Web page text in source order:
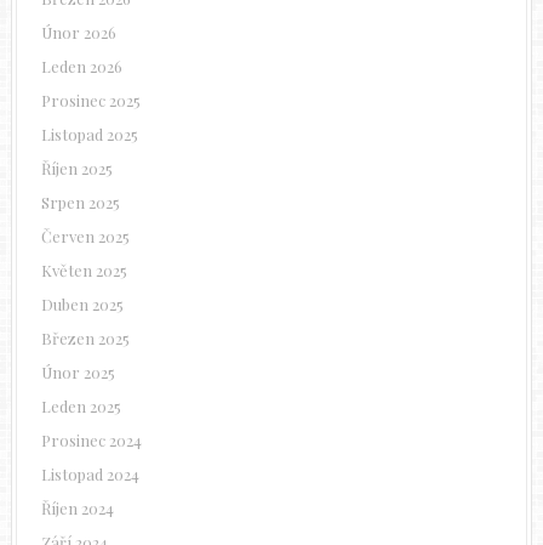
Únor 2026
Leden 2026
Prosinec 2025
Listopad 2025
Říjen 2025
Srpen 2025
Červen 2025
Květen 2025
Duben 2025
Březen 2025
Únor 2025
Leden 2025
Prosinec 2024
Listopad 2024
Říjen 2024